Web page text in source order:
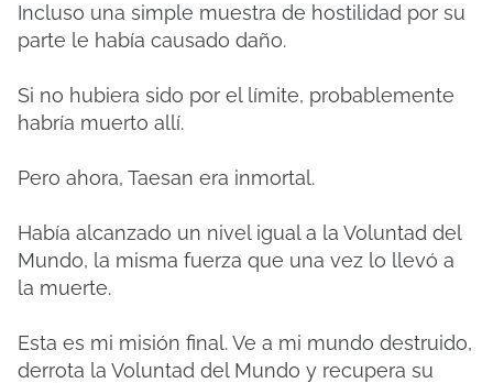
Incluso una simple muestra de hostilidad por su
parte le había causado daño.
Si no hubiera sido por el límite, probablemente
habría muerto allí.
Pero ahora, Taesan era inmortal.
Había alcanzado un nivel igual a la Voluntad del
Mundo, la misma fuerza que una vez lo llevó a
la muerte.
Esta es mi misión final. Ve a mi mundo destruido,
derrota la Voluntad del Mundo y recupera su